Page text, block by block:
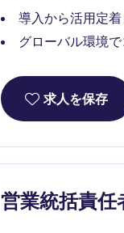
導入から活用定
グローバル環境
求人を保存
営業統括責任